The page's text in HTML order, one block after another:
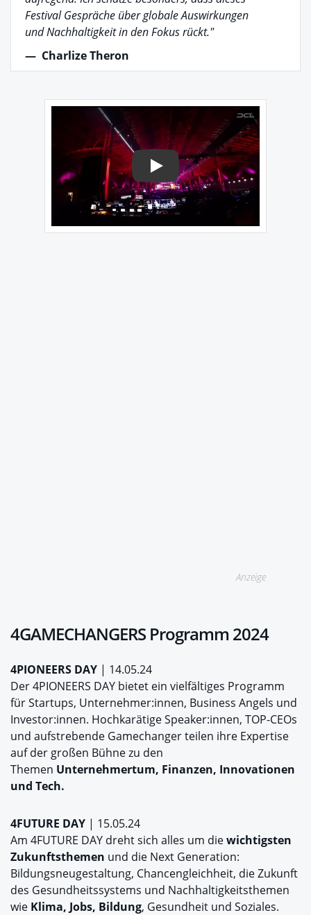
Festival Gespräche über globale Auswirkungen
und Nachhaltigkeit in den Fokus rückt."
— Charlize Theron
Play
Anzeige
4GAMECHANGERS Programm 2024
4PIONEERS DAY | 14.05.24
Der 4PIONEERS DAY bietet ein vielfältiges Programm
für Startups, Unternehmer:innen, Business Angels und
Investor:innen. Hochkarätige Speaker:innen, TOP-CEOs
und aufstrebende Gamechanger teilen ihre Expertise
auf der großen Bühne zu den
Themen Unternehmertum, Finanzen, Innovationen
und Tech.
4FUTURE DAY | 15.05.24
Am 4FUTURE DAY dreht sich alles um diewichtigsten
Zukunftsthemen und die Next Generation:
Bildungsneugestaltung, Chancengleichheit, die Zukunft
des Gesundheitssystems und Nachhaltigkeitsthemen
wie Klima, Jobs, Bildung, Gesundheit und Soziales.